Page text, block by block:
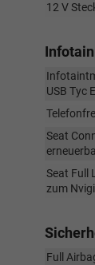
12 V
USB Tyc
Seat
Seat Full
zum
Full